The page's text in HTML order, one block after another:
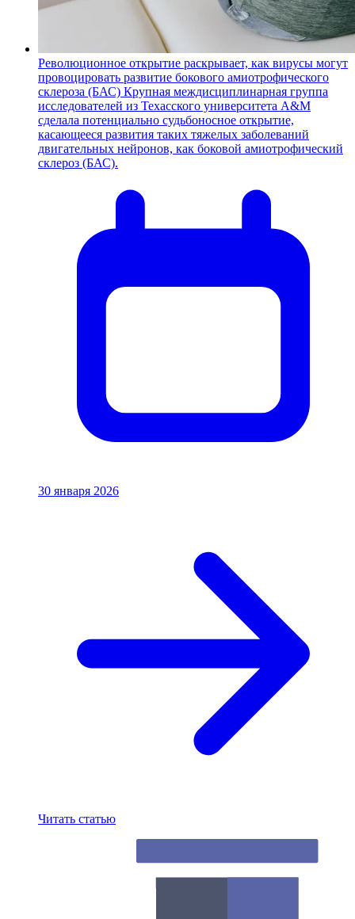
Революционное открытие раскрывает, как вирусы могут
провоцировать развитие бокового амиотрофического
склероза (БАС) Крупная междисциплинарная группа
исследователей из Техасского университета A&M
сделала потенциально судьбоносное открытие,
касающееся развития таких тяжелых заболеваний
двигательных нейронов, как боковой амиотрофический
склероз (БАС).
30 января 2026
Читать статью